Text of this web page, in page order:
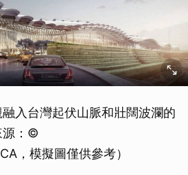
入台灣起伏山脈和壯闊波瀾的
源：©
，模擬圖僅供參考）